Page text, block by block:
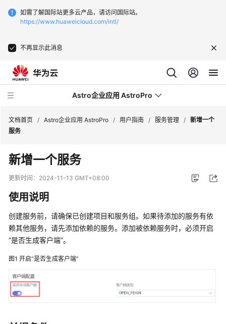
如需了解国际站更多云产品，请访问国际站。
https://www.huaweicloud.com/intl/
不再显示此消息
Astro企业应用 AstroPro
最
新
动
品
介
绍
费
说
明
快
文档首页 / Astro企业应用 AstroPro / 用户指南 / 服务管理 / 新增一个
服务
新增一个服务
更新时间： 2024-11-13 GMT+08:00
使用说明
创建服务前，请确保已创建项目和服务组。如果待添加的服务有依
赖其他服务，请先添加依赖的服务。添加被依赖服务时，必须开启
“是否生成客户端”。
图1 开启“是否生成客户端”